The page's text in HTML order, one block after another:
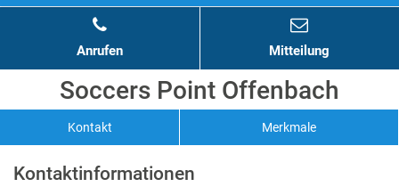
Anrufen Mitteilung
Soccers Point Offenbach
Kontakt Merkmale
Kontaktinformationen